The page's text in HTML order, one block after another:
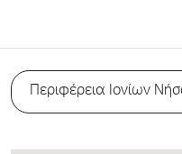
Περιφέρεια Ιονίων